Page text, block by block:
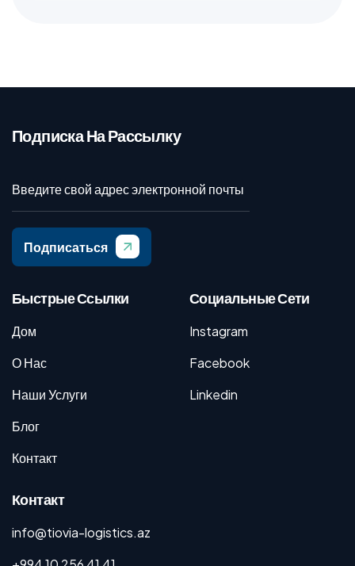
Подписка На Рассылку
Подписаться
Быстрые Ссылки
Дом
О Нас
Наши Услуги
Блог
Контакт
Социальные Сети
Instagram
Facebook
Linkedin
Контакт
info@tiovia-logistics.az